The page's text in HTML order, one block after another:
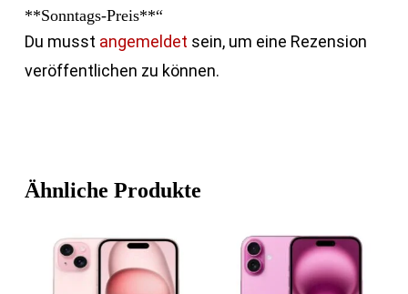
**Sonntags-Preis**“
Du musst angemeldet sein, um eine Rezension
veröffentlichen zu können.
Ähnliche Produkte